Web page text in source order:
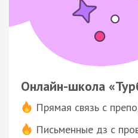
Онлайн-школа
Прямая связь с
Письменные дз с